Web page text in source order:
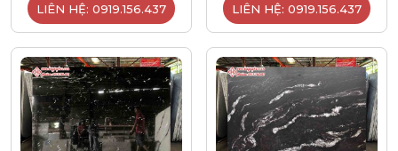
LIÊN HỆ: 0919.156.437 LIÊN HỆ: 0919.156.437